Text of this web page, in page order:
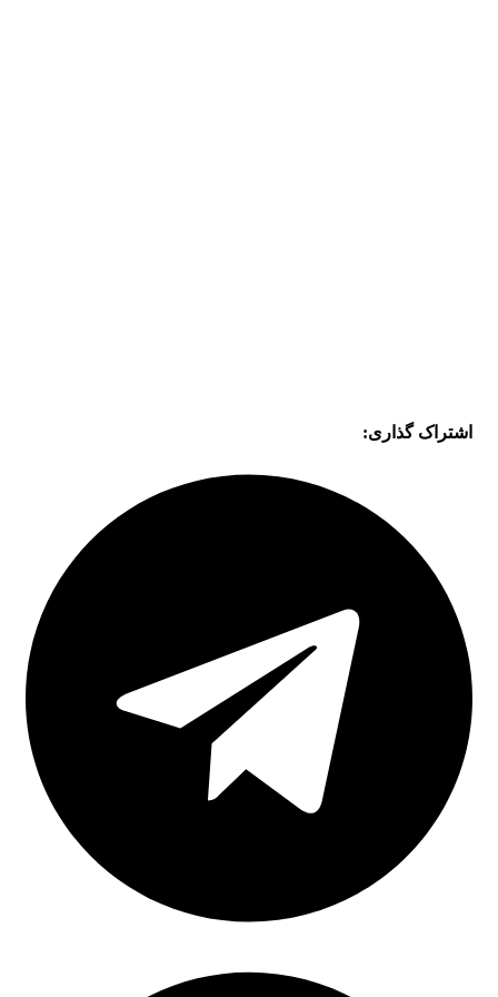
اشتراک گذاری: